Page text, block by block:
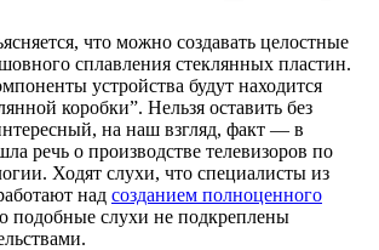
что можно создавать целостные
сплавления стеклянных пластин.
устройства будут находится
коробки”. Нельзя оставить без
на наш взгляд, факт — в
речь о производстве телевизоров по
Ходят слухи, что специалисты из
над созданием полноценного
подобные слухи не подкреплены